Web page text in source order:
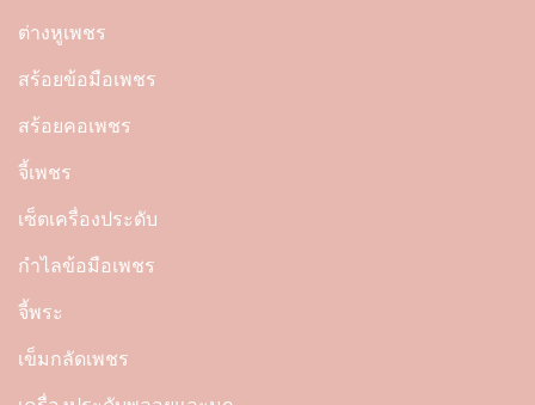
ต่างหูเพชร
สร้อยข้อมือเพชร
สร้อยคอเพชร
จี้เพชร
เซ็ตเครื่องประดับ
กำไลข้อมือเพชร
จี้พระ
เข็มกลัดเพชร